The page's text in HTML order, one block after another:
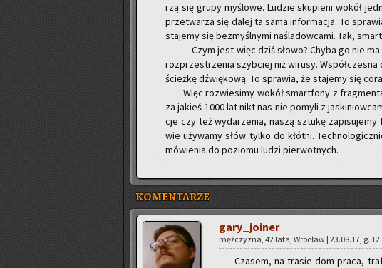
rzą się grupy my­ślo­we. Lu­dzie sku­pie­ni wokół
prze­twa­rza się dalej ta sama in­for­ma­cja. To
sta­je­my się bez­myśl­ny­mi na­śla­dow­ca­mi. Tak,
Czym jest więc dziś słowo? Chyba go nie
roz­prze­strze­nia szyb­ciej niż wi­ru­sy.
ścież­kę dźwię­ko­wą. To spra­wia, że sta­je­my się
Więc roz­wie­si­my wokół smart­fo­ny z
za ja­kieś 1000 lat nikt nas nie po­my­li z
cje czy też wy­da­rze­nia, naszą sztu­kę
wie uży­wa­my słów tylko do kłót­ni.
mó­wie­nia do po­zio­mu ludzi pier­wot­nych.
KOMENTARZE
ga­ry­_jo­iner
męż­czy­zna, 42 lata, Wro­cław | 23.08.17, g.
Cza­sem, na tra­sie dom-pra­ca,